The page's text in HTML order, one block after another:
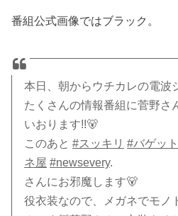
番組公式画像ではブラック。
本日、朝からウチカレの電波
たくさんの情報番組に菅野さ
いおります!!🐻
このあと#スッキリ #バゲット
ネ屋 #newsevery.
さんにお邪魔します🐻
役衣装なので、メガネでモノ